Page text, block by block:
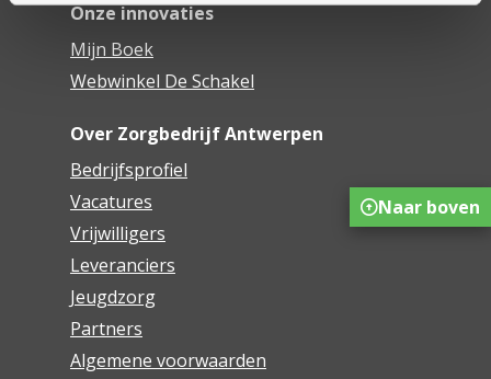
Onze innovaties
Mijn Boek
Webwinkel De Schakel
Over Zorgbedrijf Antwerpen
Bedrijfsprofiel
Vacatures
Vrijwilligers
Leveranciers
Jeugdzorg
Partners
Algemene voorwaarden
Naar boven